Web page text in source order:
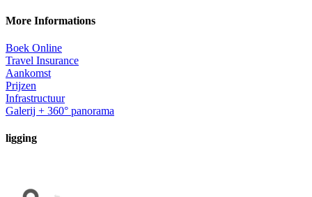
More Informations
Boek Online
Travel Insurance
Aankomst
Prijzen
Infrastructuur
Galerij + 360° panorama
ligging